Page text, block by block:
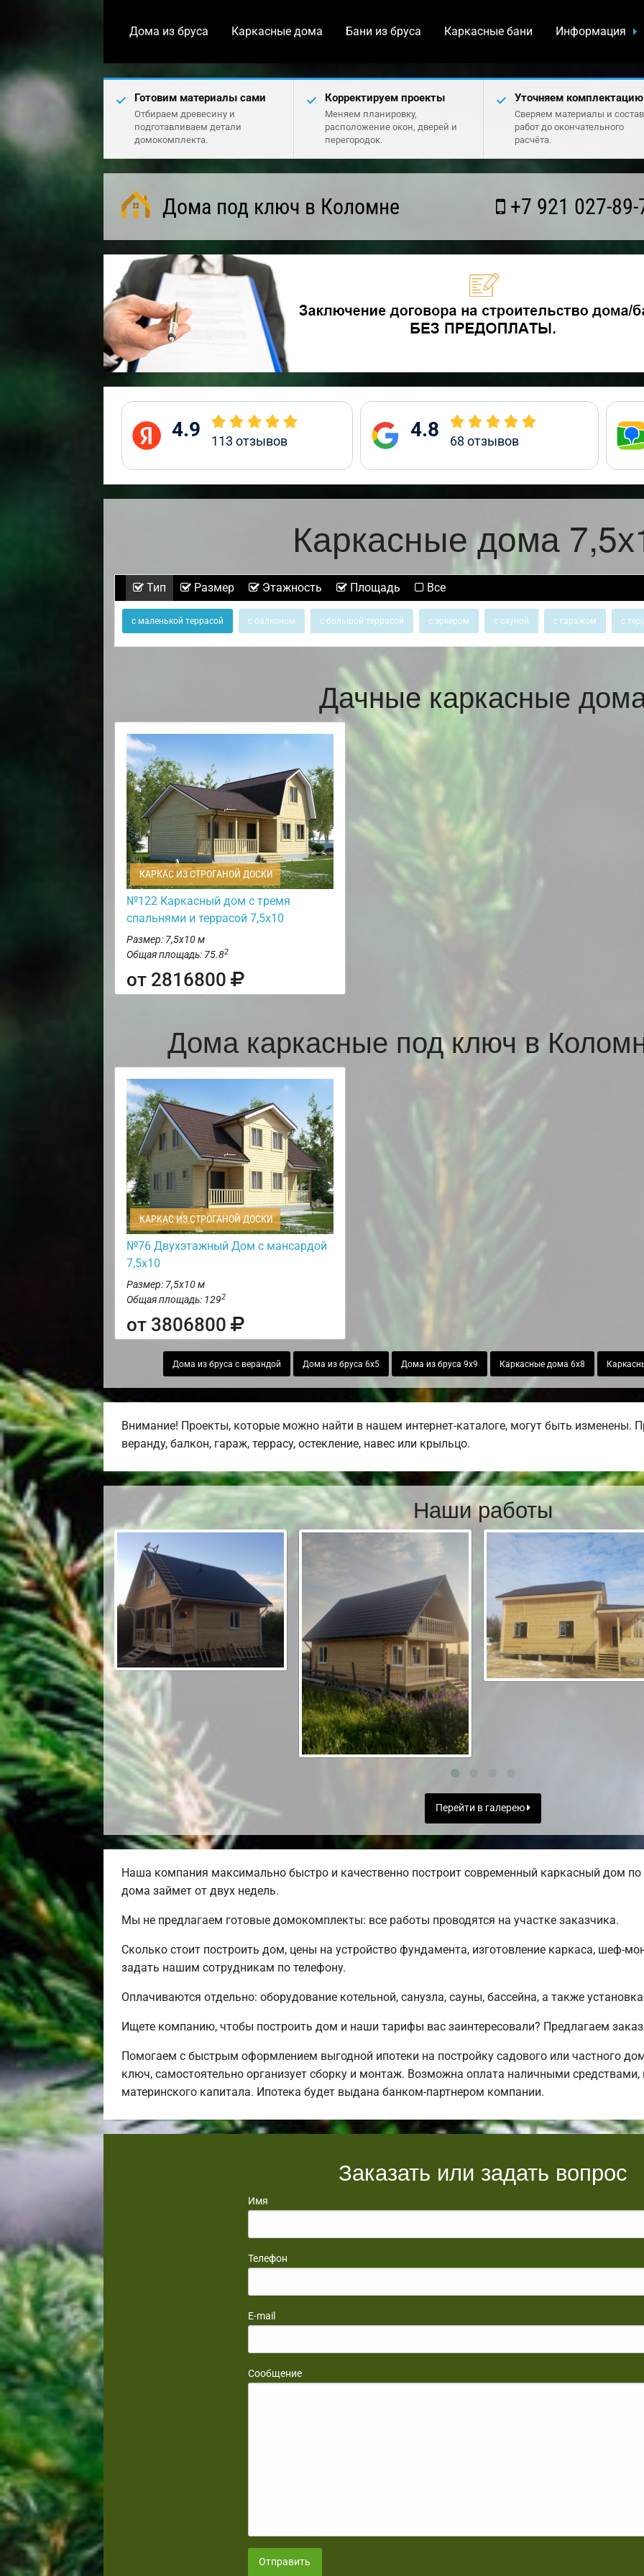
Дома из бруса Каркасные дома Бани из бруса Каркасные бани Информация
Готовим материалы сами
Отбираем древесину и
подготавливаем детали
домокомплекта.
Корректируем проекты
Меняем планировку,
расположение окон, дверей и
перегородок.
Уточняем комплектацию
Сверяем материалы и состав
работ до окончательного
расчёта.
Дома под ключ в Коломне +7 921 027-89-
4.9 113 отзывов 4.8 68 отзывов
Каркасные дома
Тип Размер Этажность Площадь Все
с маленькой террасой с балконом с большой террасой с эркером с сауной с гаражом с
Дачные каркасные
КАРКАС ИЗ СТРОГАНОЙ ДОСКИ
№122 Каркасный дом с тремя
спальнями и террасой 7,5х10
Размер: 7,5х10 м
Общая площадь: 75.82
от 2816800
Дома каркасные под ключ в
КАРКАС ИЗ СТРОГАНОЙ ДОСКИ
№76 Двухэтажный Дом с мансардой
7,5х10
Размер: 7,5х10 м
Общая площадь: 1292
от 3806800
Дома из бруса с верандой Дома из бруса 6х5 Дома из бруса 9х9 Каркасные дома 6х8
Внимание! Проекты, которые можно найти в нашем интернет-каталоге, могут быть изменены.
веранду, балкон, гараж, террасу, остекление, навес или крыльцо.
Наши работы
Перейти в галерею
Наша компания максимально быстро и качественно построит современный каркасный дом
дома займет от двух недель.
Мы не предлагаем готовые домокомплекты: все работы проводятся на участке заказчика.
Сколько стоит построить дом, цены на устройство фундамента, изготовление каркаса, шеф-
задать нашим сотрудникам по телефону.
Оплачиваются отдельно: оборудование котельной, санузла, сауны, бассейна, а также
Ищете компанию, чтобы построить дом и наши тарифы вас заинтересовали? Предлагаем
Помогаем с быстрым оформлением выгодной ипотеки на постройку садового или частного
ключ, самостоятельно организует сборку и монтаж. Возможна оплата наличными средствами,
материнского капитала. Ипотека будет выдана банком-партнером компании.
Заказать или задать вопрос
Имя
Телефон
E-mail
Сообщение
Отправить